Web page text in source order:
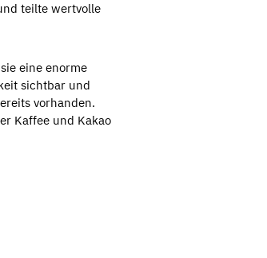
teilte wertvolle
eine enorme
sichtbar und
vorhanden.
Kaffee und Kakao